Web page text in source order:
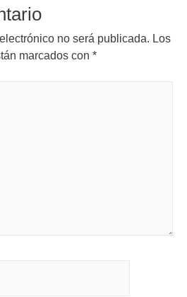
no será publicada. Los
marcados con *